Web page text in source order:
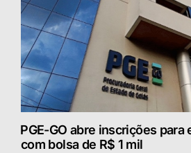
⁠PGE-GO abre inscrições para
com bolsa de R$ 1 mil